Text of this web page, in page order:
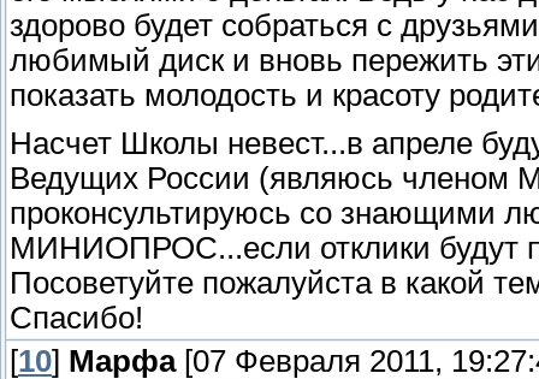
здорово будет собраться с
любимый диск и вновь пережить
показать молодость и красоту
Насчет Школы невест...в апреле
Ведущих России (являюсь членом
проконсультируюсь со знающими
МИНИОПРОС...если отклики будут
Посоветуйте пожалуйста в какой
Спасибо!
[10] Марфа[07 Февраля 2011,